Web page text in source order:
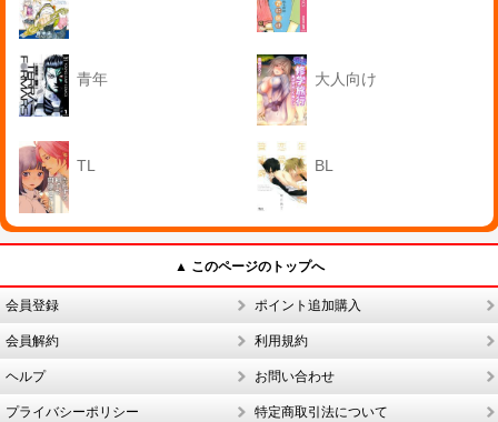
青年 大人向け
TL BL
▲ このページのトップへ
会員登録 ポイント追加購入
会員解約 利用規約
ヘルプ お問い合わせ
プライバシーポリシー 特定商取引法について